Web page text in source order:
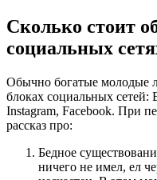
Сколько стоит
социальных
Обычно богатые молодые
блоках социальных
Instagram, Facebook. При
рассказ про:
Бедное
ничего не имел, ел